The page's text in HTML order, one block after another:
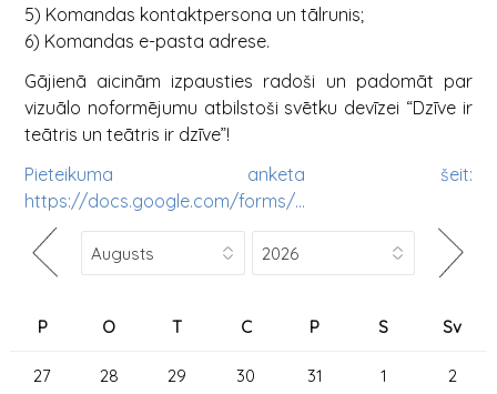
5) Komandas kontaktpersona un tālrunis;
6) Komandas e-pasta adrese.
Gājienā aicinām izpausties radoši un padomāt par
vizuālo noformējumu atbilstoši svētku devīzei “Dzīve ir
teātris un teātris ir dzīve”!
Pieteikuma anketa šeit:
https://docs.google.com/forms/...
P O T C P S Sv
27 28 29 30 31 1 2